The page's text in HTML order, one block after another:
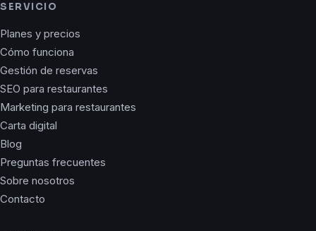
SERVICIO
Planes y precios
Cómo funciona
Gestión de reservas
SEO para restaurantes
Marketing para restaurantes
Carta digital
Blog
Preguntas frecuentes
Sobre nosotros
Contacto